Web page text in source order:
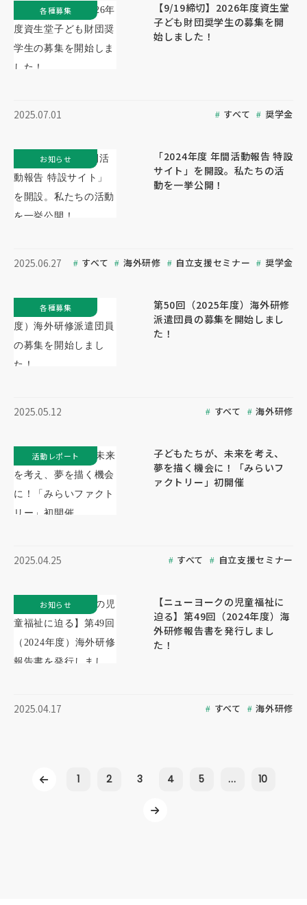
【9/19締切】2026年度資生堂
子ども財団奨学生の募集を開
始しました！
2025.07.01 すべて 奨学金
各種募集
「2024年度 年間活動報告 特設
サイト」を開設。私たちの活
動を一挙公開！
2025.06.27 すべて 海外研修 自立支援セミナー 奨学金
お知らせ
第50回（2025年度）海外研修
派遣団員の募集を開始しまし
た！
2025.05.12 すべて 海外研修
各種募集
子どもたちが、未来を考え、
夢を描く機会に！「みらいフ
ァクトリー」初開催
2025.04.25 すべて 自立支援セミナー
活動レポート
【ニューヨークの児童福祉に
迫る】第49回（2024年度）海
外研修報告書を発行しまし
た！
2025.04.17 すべて 海外研修
お知らせ
1 2 3 4 5 ... 10